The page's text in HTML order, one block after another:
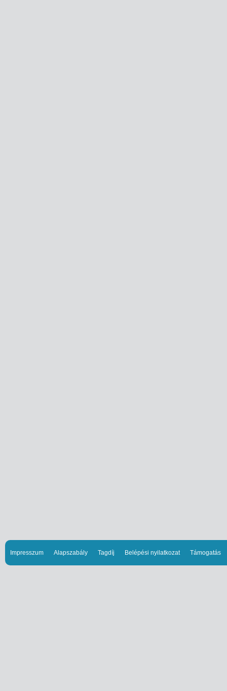
Impresszum Alapszabály Tagdíj Belépési nyilatkozat Támogatás